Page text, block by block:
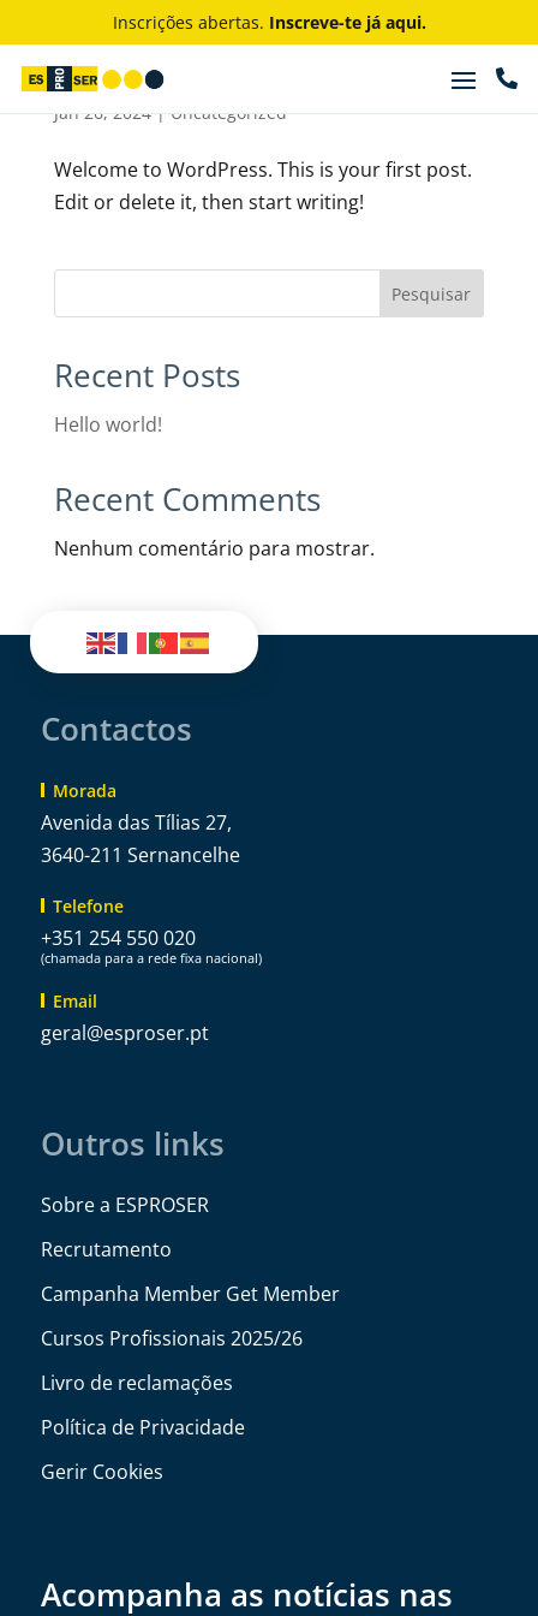
Inscrições abertas. Inscreve-te já aqui.

Hello world!
Jan 26, 2024|Uncategorized
Welcome to WordPress. This is your first post.
Edit or delete it, then start writing!
Pesquisar
Recent Posts
Hello world!
Recent Comments
Nenhum comentário para mostrar.
Contactos
Morada
Avenida das Tílias 27,
3640-211 Sernancelhe
Telefone
+351 254 550 020
(chamada para a rede fixa nacional)
Email
tp.resorpse
@lareg
Outros links
Sobre a ESPROSER
Recrutamento
Campanha Member Get Member
Cursos Profissionais 2025/26
Livro de reclamações
Política de Privacidade
Gerir Cookies
Acompanha as notícias nas